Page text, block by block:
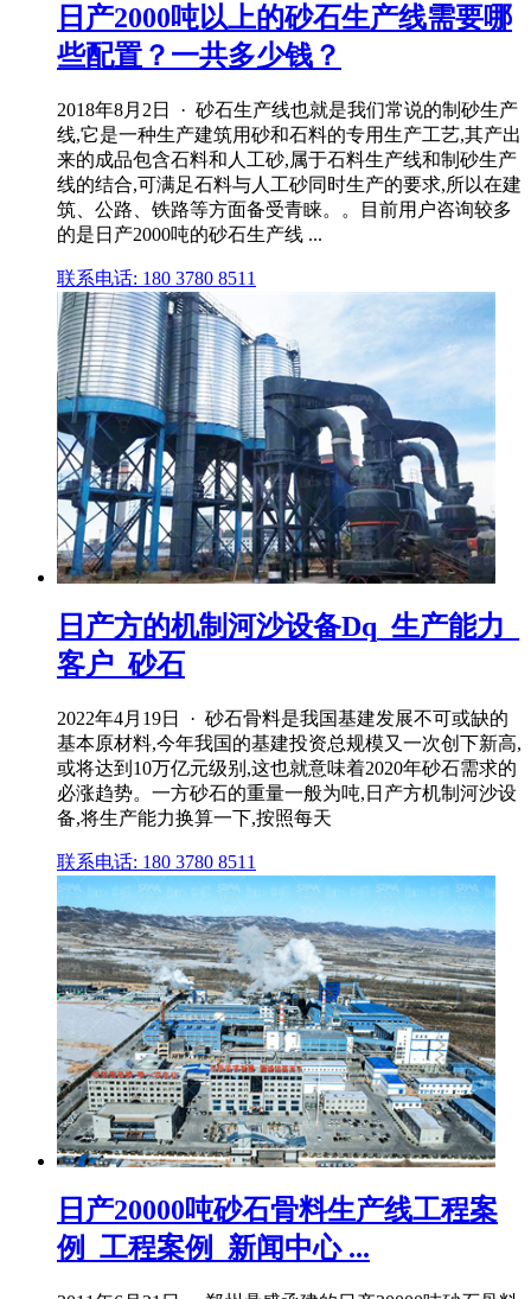
日产2000吨以上的砂石生产线需要哪
些配置？一共多少钱？
2018年8月2日 · 砂石生产线也就是我们常说的制砂生产
线,它是一种生产建筑用砂和石料的专用生产工艺,其产出
来的成品包含石料和人工砂,属于石料生产线和制砂生产
线的结合,可满足石料与人工砂同时生产的要求,所以在建
筑、公路、铁路等方面备受青睐。。目前用户咨询较多
的是日产2000吨的砂石生产线 ...
联系电话: 180 3780 8511
日产方的机制河沙设备Dq_生产能力_
客户_砂石
2022年4月19日 · 砂石骨料是我国基建发展不可或缺的
基本原材料,今年我国的基建投资总规模又一次创下新高,
或将达到10万亿元级别,这也就意味着2020年砂石需求的
必涨趋势。一方砂石的重量一般为吨,日产方机制河沙设
备,将生产能力换算一下,按照每天
联系电话: 180 3780 8511
日产20000吨砂石骨料生产线工程案
例_工程案例_新闻中心 ...